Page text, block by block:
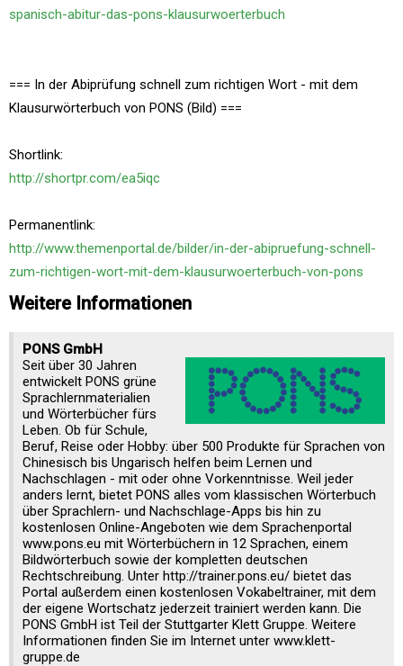
spanisch-abitur-das-pons-klausurwoerterbuch
=== In der Abiprüfung schnell zum richtigen Wort - mit dem
Klausurwörterbuch von PONS (Bild) ===
Shortlink:
http://shortpr.com/ea5iqc
Permanentlink:
http://www.themenportal.de/bilder/in-der-abipruefung-schnell-
zum-richtigen-wort-mit-dem-klausurwoerterbuch-von-pons
Weitere Informationen
PONS GmbH
Seit über 30 Jahren
entwickelt PONS grüne
Sprachlernmaterialien
und Wörterbücher fürs
Leben. Ob für Schule,
Beruf, Reise oder Hobby: über 500 Produkte für Sprachen von
Chinesisch bis Ungarisch helfen beim Lernen und
Nachschlagen - mit oder ohne Vorkenntnisse. Weil jeder
anders lernt, bietet PONS alles vom klassischen Wörterbuch
über Sprachlern- und Nachschlage-Apps bis hin zu
kostenlosen Online-Angeboten wie dem Sprachenportal
www.pons.eu mit Wörterbüchern in 12 Sprachen, einem
Bildwörterbuch sowie der kompletten deutschen
Rechtschreibung. Unter http://trainer.pons.eu/ bietet das
Portal außerdem einen kostenlosen Vokabeltrainer, mit dem
der eigene Wortschatz jederzeit trainiert werden kann. Die
PONS GmbH ist Teil der Stuttgarter Klett Gruppe. Weitere
Informationen finden Sie im Internet unter www.klett-
gruppe.de